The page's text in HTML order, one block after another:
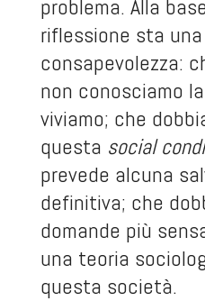
problema. Alla
riflessione sta
consapevolezza:
non conosciamo
viviamo; che
questa social
prevede alcuna
definitiva; che
domande più
una teoria
questa società.